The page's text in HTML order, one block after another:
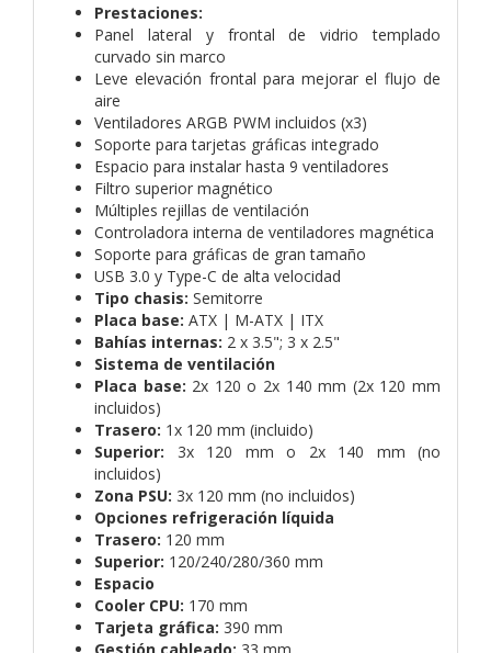
Prestaciones:
Panel lateral y frontal de vidrio templado
curvado sin marco
Leve elevación frontal para mejorar el flujo de
aire
Ventiladores ARGB PWM incluidos (x3)
Soporte para tarjetas gráficas integrado
Espacio para instalar hasta 9 ventiladores
Filtro superior magnético
Múltiples rejillas de ventilación
Controladora interna de ventiladores magnética
Soporte para gráficas de gran tamaño
USB 3.0 y Type-C de alta velocidad
Tipo chasis: Semitorre
Placa base: ATX | M-ATX | ITX
Bahías internas: 2 x 3.5"; 3 x 2.5"
Sistema de ventilación
Placa base: 2x 120 o 2x 140 mm (2x 120 mm
incluidos)
Trasero: 1x 120 mm (incluido)
Superior: 3x 120 mm o 2x 140 mm (no
incluidos)
Zona PSU: 3x 120 mm (no incluidos)
Opciones refrigeración líquida
Trasero: 120 mm
Superior: 120/240/280/360 mm
Espacio
Cooler CPU: 170 mm
Tarjeta gráfica: 390 mm
Gestión cableado: 33 mm